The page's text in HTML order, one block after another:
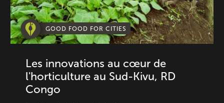
GOOD FOOD FOR CITIES
Les innovations au cœur de
l'horticulture au Sud-Kivu, RD
Congo